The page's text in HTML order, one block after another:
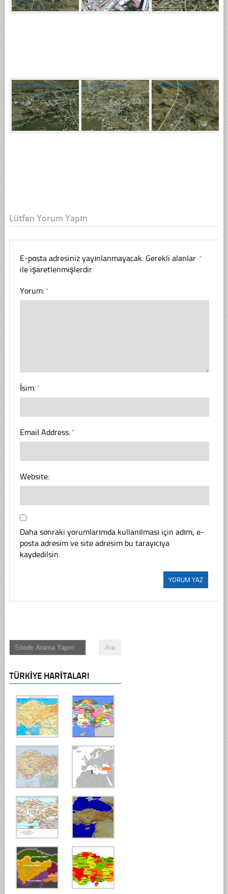
☐283 Tıklanma ☐321 Tıklanma ☐229 Tıklanma
Lütfen Yorum Yapın
E-posta adresiniz yayınlanmayacak. Gerekli alanlar *
ile işaretlenmişlerdir
Yorum:*
İsim:*
Email Address:*
Website:
Daha sonraki yorumlarımda kullanılması için adım, e-
posta adresim ve site adresim bu tarayıcıya
kaydedilsin.
TÜRKIYE HARITALARI